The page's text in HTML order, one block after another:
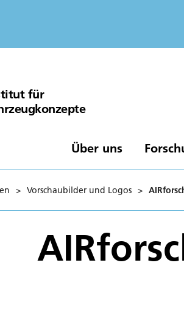
für
Über uns
> Vorschaubilder und Logos >